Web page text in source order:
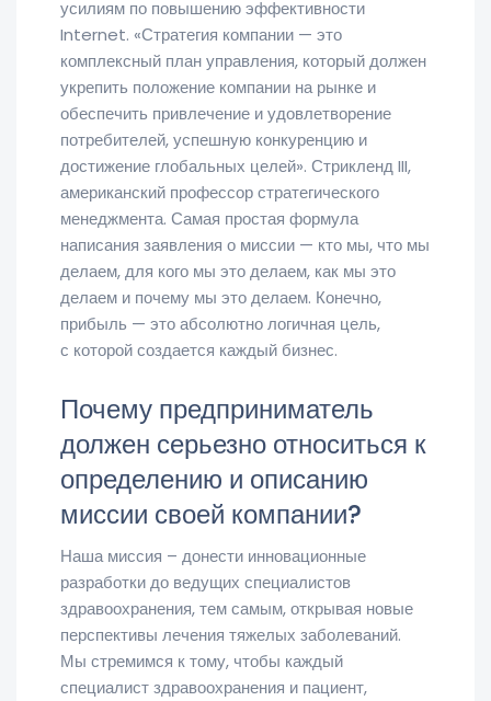
усилиям по повышению эффективности
Internet. «Стратегия компании — это
комплексный план управления, который должен
укрепить положение компании на рынке и
обеспечить привлечение и удовлетворение
потребителей, успешную конкуренцию и
достижение глобальных целей». Стрикленд III,
американский профессор стратегического
менеджмента. Самая простая формула
написания заявления о миссии — кто мы, что мы
делаем, для кого мы это делаем, как мы это
делаем и почему мы это делаем. Конечно,
прибыль — это абсолютно логичная цель,
с которой создается каждый бизнес.
Почему предприниматель
должен серьезно относиться к
определению и описанию
миссии своей компании?
Наша миссия – донести инновационные
разработки до ведущих специалистов
здравоохранения, тем самым, открывая новые
перспективы лечения тяжелых заболеваний.
Мы стремимся к тому, чтобы каждый
специалист здравоохранения и пациент,